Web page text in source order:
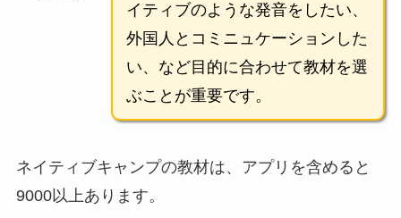
イティブのような発音をしたい、
外国人とコミニュケーションした
い、など目的に合わせて教材を選
ぶことが重要です。
ネイティブキャンプの教材は、アプリを含めると
9000以上あります。